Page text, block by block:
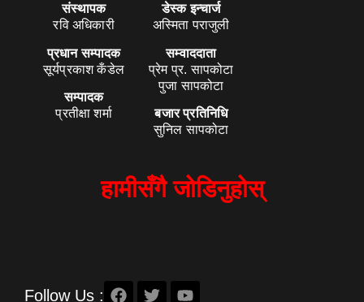
संस्थापक
रवि अधिकारी
प्रधान सम्पादक
सूर्यप्रकाश कँडेल
सम्पादक
प्रतीक्षा शर्मा
डेस्क इन्चार्ज
अस्मिता पराजुली
सम्वाददाता
प्रेम प्र. सापकोटा
पुजा सापकोटा
बजार प्रतिनिधि
सुनिल सापकोटा
हामीसँगै जोडिनुहोस्
Follow Us :